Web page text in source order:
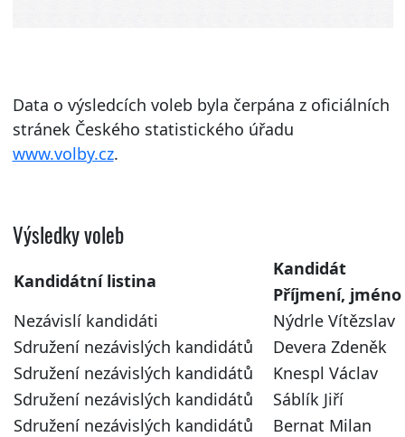
Data o výsledcích voleb byla čerpána z oficiálních
stránek Českého statistického úřadu
www.volby.cz.
Výsledky voleb
Kandidátní listina
Kandidát
Příjmení, jméno
Nezávislí kandidáti
Nýdrle Vítězslav
Sdružení nezávislých kandidátů
Devera Zdeněk
Sdružení nezávislých kandidátů
Knespl Václav
Sdružení nezávislých kandidátů
Sáblík Jiří
Sdružení nezávislých kandidátů
Bernat Milan